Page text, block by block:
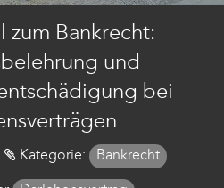
zum Bankrecht:
und
bei
Kategorie: Bankrecht